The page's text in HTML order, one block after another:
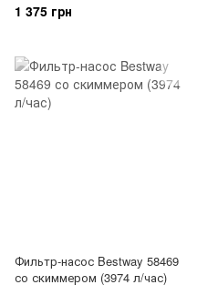
м3/год)
1 375 грн
Фильтр-насос Bestway 58469
со скиммером (3974 л/час)